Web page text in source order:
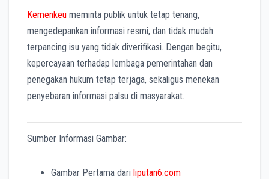
Kemenkeu meminta publik untuk tetap tenang,
mengedepankan informasi resmi, dan tidak mudah
terpancing isu yang tidak diverifikasi. Dengan begitu,
kepercayaan terhadap lembaga pemerintahan dan
penegakan hukum tetap terjaga, sekaligus menekan
penyebaran informasi palsu di masyarakat.
Sumber Informasi Gambar:
Gambar Pertama dari liputan6.com